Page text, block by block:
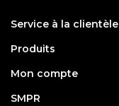
Service à la clientèle
Produits
Mon compte
SMPR